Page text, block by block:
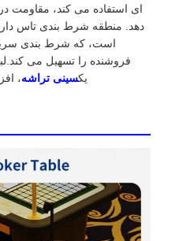
ای استفاده می کند، مقاومت
دهد. منطقه شرط بندی تاس
است، که شرط بندی سریع
فروشنده را تسهیل می
یکسینی تراشه،